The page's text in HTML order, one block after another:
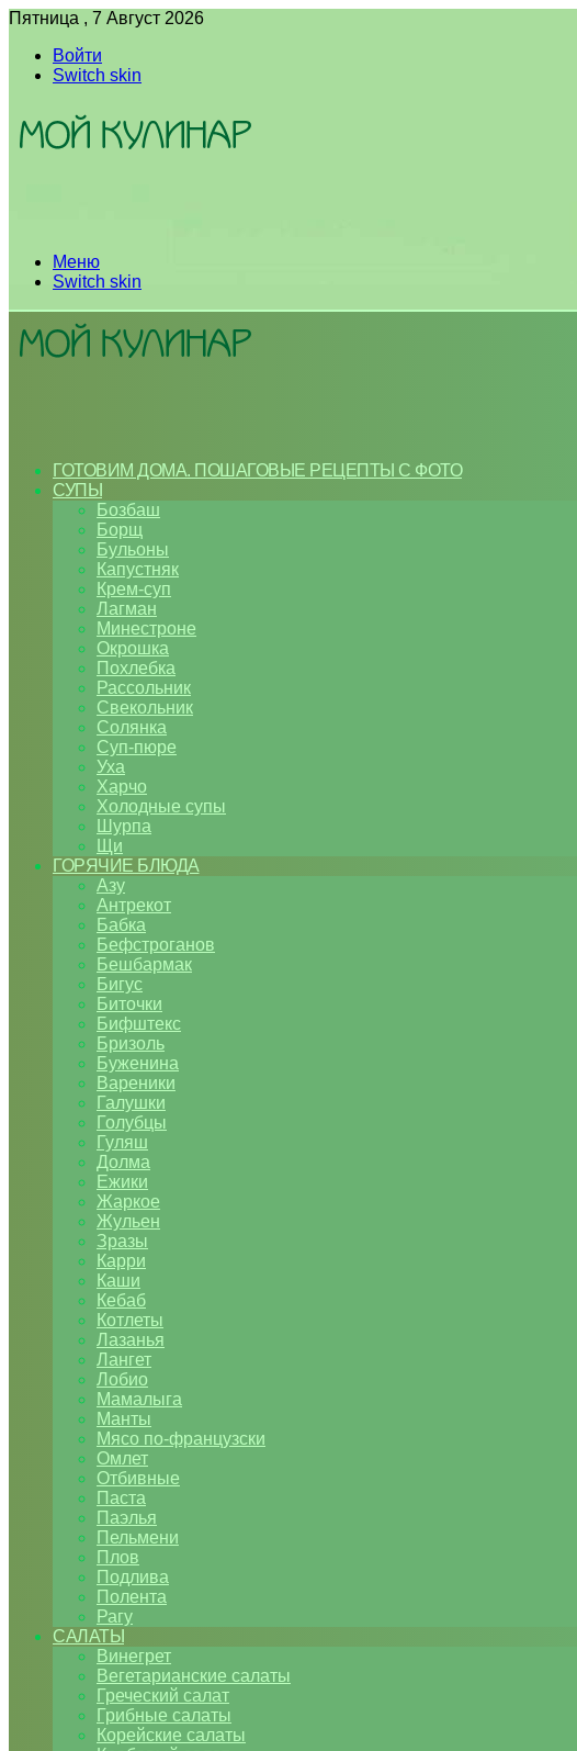
Пятница , 7 Август 2026
Войти
Switch skin
Меню
Switch skin
ГОТОВИМ ДОМА. ПОШАГОВЫЕ РЕЦЕПТЫ С ФОТО
СУПЫ
Бозбаш
Борщ
Бульоны
Капустняк
Крем-суп
Лагман
Минестроне
Окрошка
Похлебка
Рассольник
Свекольник
Солянка
Суп-пюре
Уха
Харчо
Холодные супы
Шурпа
Щи
ГОРЯЧИЕ БЛЮДА
Азу
Антрекот
Бабка
Бефстроганов
Бешбармак
Бигус
Биточки
Бифштекс
Бризоль
Буженина
Вареники
Галушки
Голубцы
Гуляш
Долма
Ежики
Жаркое
Жульен
Зразы
Карри
Каши
Кебаб
Котлеты
Лазанья
Лангет
Лобио
Мамалыга
Манты
Мясо по-французски
Омлет
Отбивные
Паста
Паэлья
Пельмени
Плов
Подлива
Полента
Рагу
САЛАТЫ
Винегрет
Вегетарианские салаты
Греческий салат
Грибные салаты
Корейские салаты